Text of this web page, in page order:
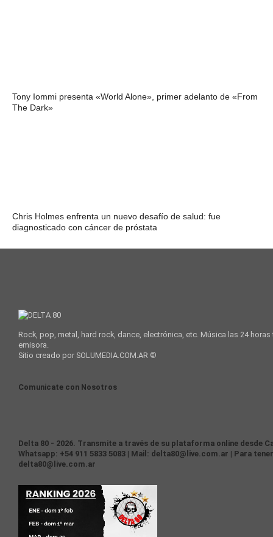
Tony Iommi presenta «World Alone», primer adelanto de «From
The Dark»
Chris Holmes enfrenta un nuevo desafío de salud: fue
diagnosticado con cáncer de próstata
Rock, pop, metal, hard rock, dance, electrónica, etc. Música las 24
emisora.
Sitio creado por SOLUMEDIA.COM.AR ©
Comunicate con Nosotros
Delta 80 - 2026. Transmite a través de su plataforma online desde
Whatsapp: +54 911 5833 5083 | Mail: delta80@live.com.ar | Para
delta80@live.com.ar